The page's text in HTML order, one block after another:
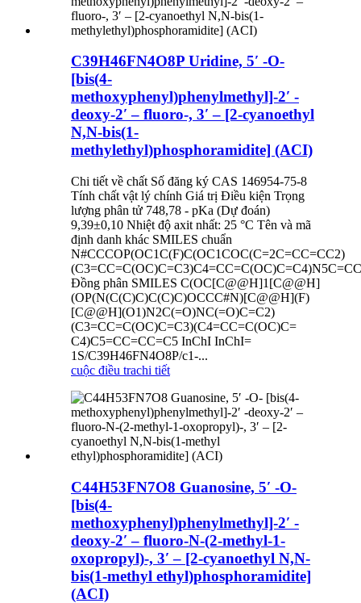
C39H46FN4O8P Uridine, 5′ -O-
[bis(4-
methoxyphenyl)phenylmethyl]-2′ -
deoxy-2′ – fluoro-, 3′ – [2-cyanoethyl
N,N-bis(1-
methylethyl)phosphoramidite] (ACI)
Chi tiết về chất Số đăng ký CAS 146954-75-8
Tính chất vật lý chính Giá trị Điều kiện Trọng
lượng phân tử 748,78 - pKa (Dự đoán)
9,39±0,10 Nhiệt độ axit nhất: 25 °C Tên và mã
định danh khác SMILES chuẩn
N#CCCOP(OC1C(F)C(OC1COC(C=2C=CC=CC2)
Đồng phân SMILES C(OC[C@@H]1[C@@H]
(OP(N(C(C)C)C(C)C)OCCC#N)[C@@H](F)
[C@@H](O1)N2C(=O)NC(=O)C=C2)
(C3=CC=C(OC)C=C3)(C4=CC=C(OC)C=
C4)C5=CC=CC=C5 InChI InChI=
1S/C39H46FN4O8P/c1-...
cuộc điều trachi tiết
C44H53FN7O8 Guanosine, 5′ -O-
[bis(4-
methoxyphenyl)phenylmethyl]-2′ -
deoxy-2′ – fluoro-N-(2-methyl-1-
oxopropyl)-, 3′ – [2-cyanoethyl N,N-
bis(1-methyl ethyl)phosphoramidite]
(ACI)